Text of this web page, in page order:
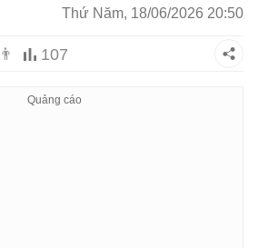
Thứ Năm, 18/06/2026 20:50
👨 107